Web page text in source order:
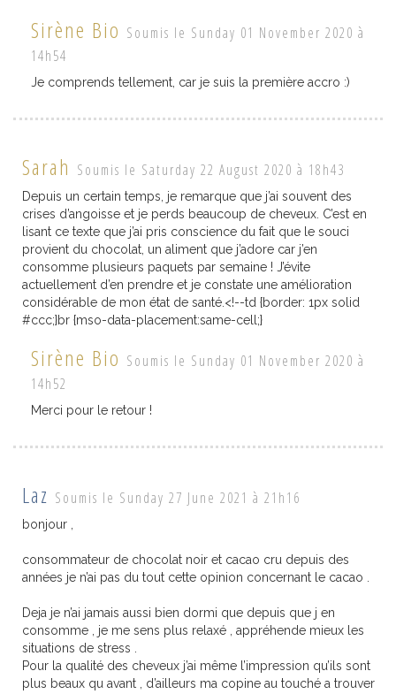
Sirène Bio Soumis le Sunday 01 November 2020 à
14h54
Je comprends tellement, car je suis la première accro :)
Sarah Soumis le Saturday 22 August 2020 à 18h43
Depuis un certain temps, je remarque que j’ai souvent des
crises d’angoisse et je perds beaucoup de cheveux. C’est en
lisant ce texte que j’ai pris conscience du fait que le souci
provient du chocolat, un aliment que j’adore car j’en
consomme plusieurs paquets par semaine ! J’évite
actuellement d’en prendre et je constate une amélioration
considérable de mon état de santé.<!--td {border: 1px solid
#ccc;}br {mso-data-placement:same-cell;}
Sirène Bio Soumis le Sunday 01 November 2020 à
14h52
Merci pour le retour !
Laz Soumis le Sunday 27 June 2021 à 21h16
bonjour ,
consommateur de chocolat noir et cacao cru depuis des
années je n’ai pas du tout cette opinion concernant le cacao .
Deja je n’ai jamais aussi bien dormi que depuis que j en
consomme , je me sens plus relaxé , appréhende mieux les
situations de stress .
Pour la qualité des cheveux j’ai même l’impression qu’ils sont
plus beaux qu avant , d’ailleurs ma copine au touché a trouver